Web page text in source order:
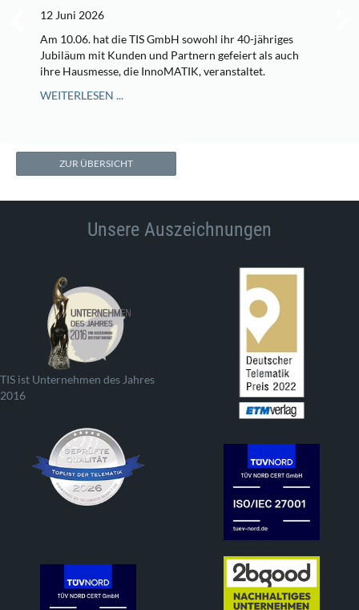
12 Juni 2026
Am 10.06. hat die TIS GmbH sowohl ihr 40-jähriges
Jubiläum mit Kunden und Partnern gefeiert als auch
ihre Hausmesse, die InnoMATIK, veranstaltet.
WEITERLESEN ...
ZUR ÜBERSICHT
Unsere Auszeichnungen
TIS ist Unternehmen des Jahres
2016